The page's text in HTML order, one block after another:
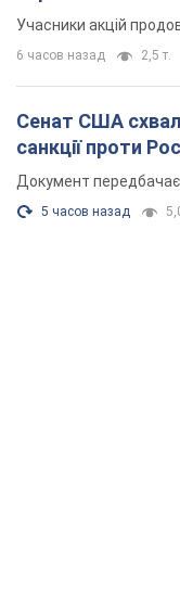
Учасники акцій
6 часов назад 2,5 т.
Сенат США
санкції проти
Документ передбачає
5 часов назад